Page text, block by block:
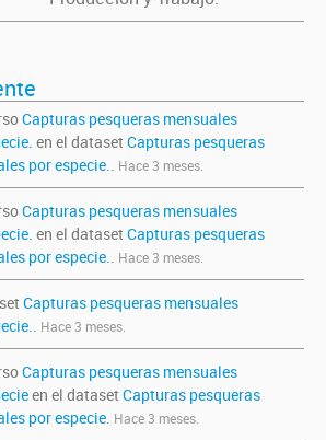
Capturas pesqueras mensuales
en el dataset Capturas pesqueras
por especie.. Hace 3 meses.
Capturas pesqueras mensuales
en el dataset Capturas pesqueras
por especie.. Hace 3 meses.
Capturas pesqueras mensuales
. Hace 3 meses.
Capturas pesqueras mensuales
en el dataset Capturas pesqueras
por especie. Hace 3 meses.